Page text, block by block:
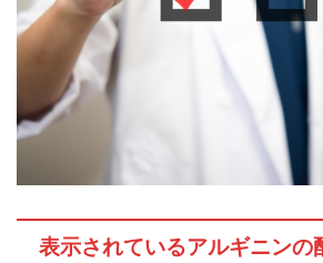
表示されているアルギニンの